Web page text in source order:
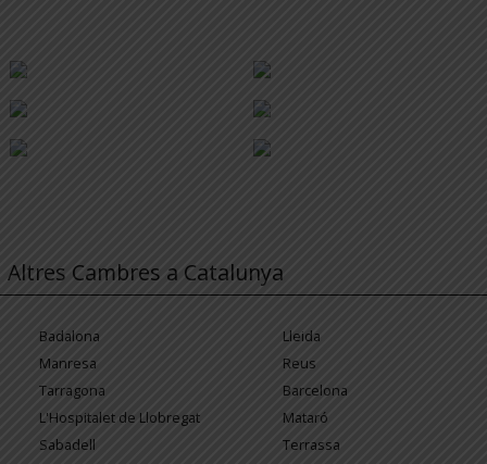
Altres Cambres a Catalunya
Badalona
Lleida
Manresa
Reus
Tarragona
Barcelona
L'Hospitalet de Llobregat
Mataró
Sabadell
Terrassa